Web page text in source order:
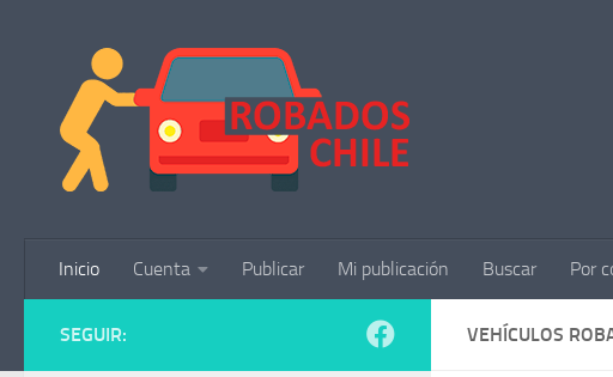
Inicio Cuenta Publicar Mi publicación Buscar Por
VEHÍCULOS
SEGUIR: